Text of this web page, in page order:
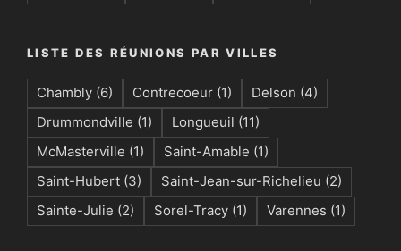
LISTE DES RÉUNIONS PAR VILLES
Chambly (6) Contrecoeur (1) Delson (4)
Drummondville (1) Longueuil (11)
McMasterville (1) Saint-Amable (1)
Saint-Hubert (3) Saint-Jean-sur-Richelieu (2)
Sainte-Julie (2) Sorel-Tracy (1) Varennes (1)